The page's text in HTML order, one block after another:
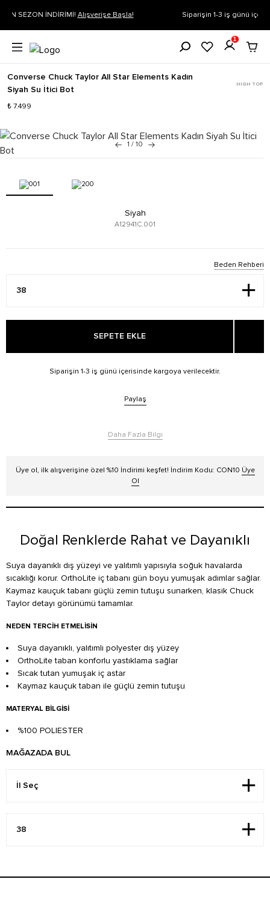
Siparişin 1-3 iş günü içerisinde kargoya verilecektir.Daha Fazla
1
Converse Chuck Taylor All Star Elements Kadın
Siyah Su İtici Bot
HIGH TOP
₺ 7.499
1 / 10
Siyah
A12941C.001
Beden Rehberi
SEPETE EKLE
Siparişin 1-3 iş günü içerisinde kargoya verilecektir.
Paylaş
Daha Fazla Bilgi
Üye ol, ilk alışverişine özel %10 İndirimi keşfet! İndirim Kodu: CON10 Üye
Ol
Doğal Renklerde Rahat ve Dayanıklı
Suya dayanıklı dış yüzeyi ve yalıtımlı yapısıyla soğuk havalarda
sıcaklığı korur. OrthoLite iç tabanı gün boyu yumuşak adımlar sağlar.
Kaymaz kauçuk tabanı güçlü zemin tutuşu sunarken, klasik Chuck
Taylor detayı görünümü tamamlar.
NEDEN TERCIH ETMELISIN
Suya dayanıklı, yalıtımlı polyester dış yüzey
OrthoLite taban konforlu yastıklama sağlar
Sıcak tutan yumuşak iç astar
Kaymaz kauçuk taban ile güçlü zemin tutuşu
MATERYAL BILGISI
%100 POLIESTER
MAĞAZADA BUL